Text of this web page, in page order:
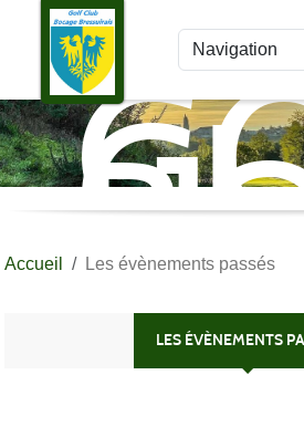
Accueil Les évènements passés
LES ÉVÈNEMENTS
Panneau de gestion des cookies